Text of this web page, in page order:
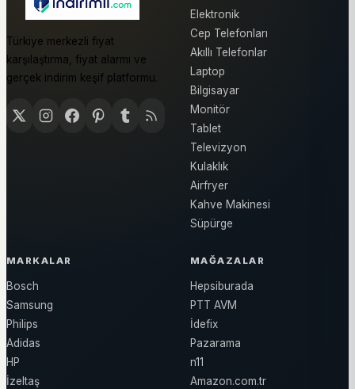
Türkiye merkezli fiyat
karşılaştırma, fiyat alarmı ve
gerçek indirim keşif platformu.
Elektronik
Cep Telefonları
Akıllı Telefonlar
Laptop
Bilgisayar
Monitör
Tablet
Televizyon
Kulaklık
Airfryer
Kahve Makinesi
Süpürge
MARKALAR
Bosch
Samsung
Philips
Adidas
HP
İzeltaş
MAĞAZALAR
Hepsiburada
PTT AVM
İdefix
Pazarama
n11
Amazon.com.tr